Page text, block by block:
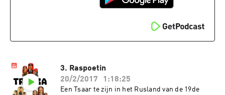
3. Raspoetin
20/2/2017
1:18:25
Een Tsaar te zijn in het Rusland van de 19de